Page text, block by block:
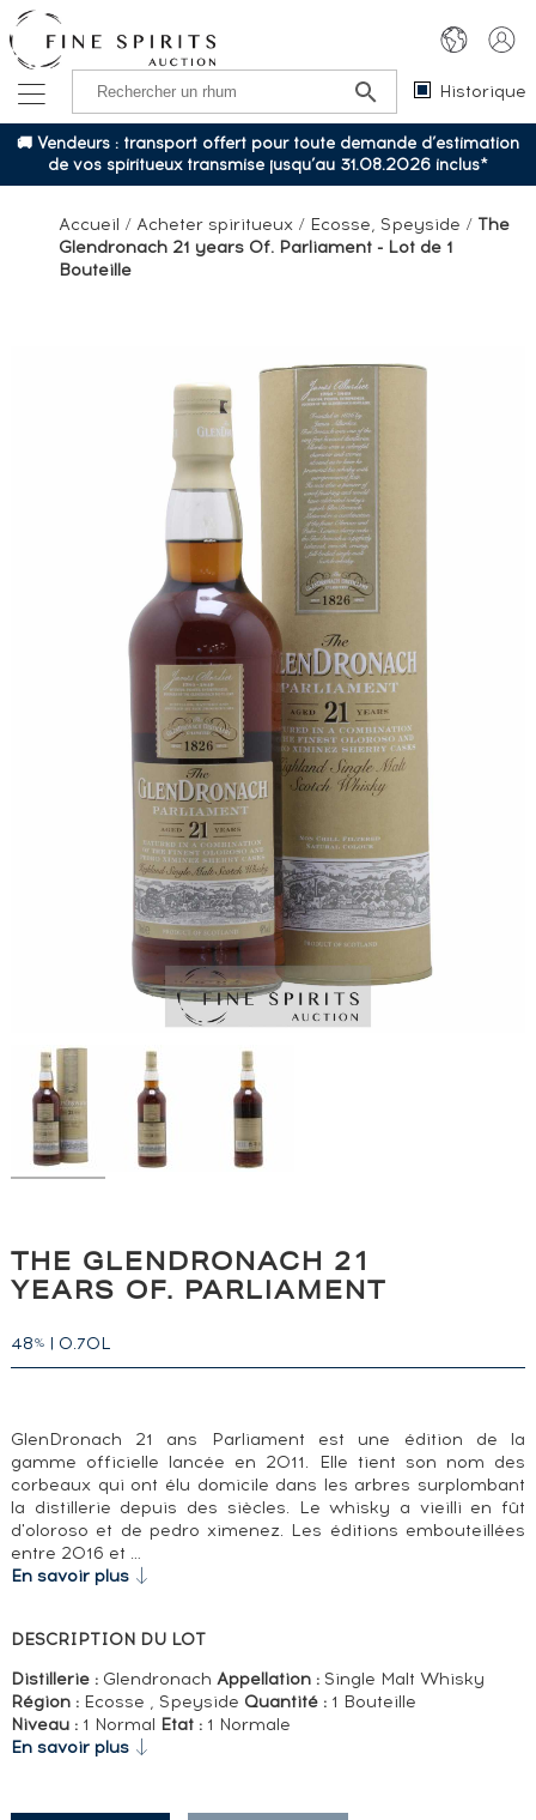
Historique
🚚 Vendeurs : transport offert pour toute demande d’estimation
de vos spiritueux transmise jusqu’au 31.08.2026 inclus*
Accueil / Acheter spiritueux / Ecosse, Speyside / The
Glendronach 21 years Of. Parliament - Lot de 1
Bouteille
THE GLENDRONACH 21
YEARS OF. PARLIAMENT
48% | 0.70L
GlenDronach 21 ans Parliament est une édition de la
gamme officielle lancée en 2011. Elle tient son nom des
corbeaux qui ont élu domicile dans les arbres surplombant
la distillerie depuis des siècles. Le whisky a vieilli en fût
d'oloroso et de pedro ximenez. Les éditions embouteillées
entre 2016 et …
En savoir plus
DESCRIPTION DU LOT
Distillerie :Glendronach Appellation :Single Malt Whisky
Région : Ecosse , Speyside Quantité :1 Bouteille
Niveau :1 Normal Etat :1 Normale
En savoir plus